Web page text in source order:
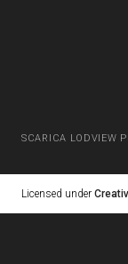
SCARICA LODVIEW
Licensed under